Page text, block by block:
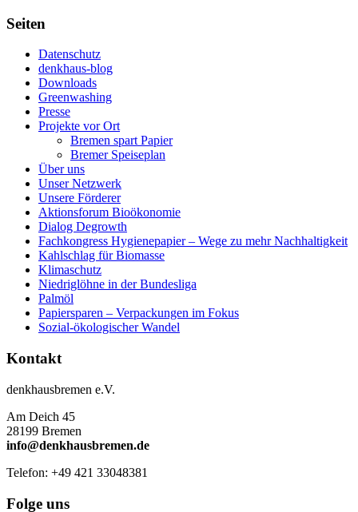
Seiten
Datenschutz
denkhaus-blog
Downloads
Greenwashing
Presse
Projekte vor Ort
Bremen spart Papier
Bremer Speiseplan
Über uns
Unser Netzwerk
Unsere Förderer
Aktionsforum Bioökonomie
Dialog Degrowth
Fachkongress Hygienepapier – Wege zu mehr Nachhaltigkeit
Kahlschlag für Biomasse
Klimaschutz
Niedriglöhne in der Bundesliga
Palmöl
Papiersparen – Verpackungen im Fokus
Sozial-ökologischer Wandel
Kontakt
denkhausbremen e.V.
Am Deich 45
28199 Bremen
info@denkhausbremen.de
Telefon: +49 421 33048381
Folge uns